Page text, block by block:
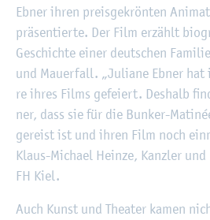
Ebner ihren preis­ge­krön­ten
prä­sen­tier­te. Der Film er­zählt
Ge­schich­te einer deut­schen
und Mau­er­fall. „Ju­lia­ne Ebner
re ihres Films ge­fei­ert. Des­halb
ner, dass sie für die Bun­ker-
ge­reist ist und ihren Film noch
Klaus-Mi­cha­el Hein­ze, Kanz­ler
FH Kiel.
Auch Kunst und Thea­ter kamen